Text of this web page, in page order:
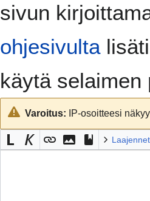
sivun
ohjesivulta
käytä selaimen
Varoitus: IP-osoitteesi